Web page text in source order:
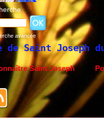
avancée
1er mai Saint
Saint Joseph